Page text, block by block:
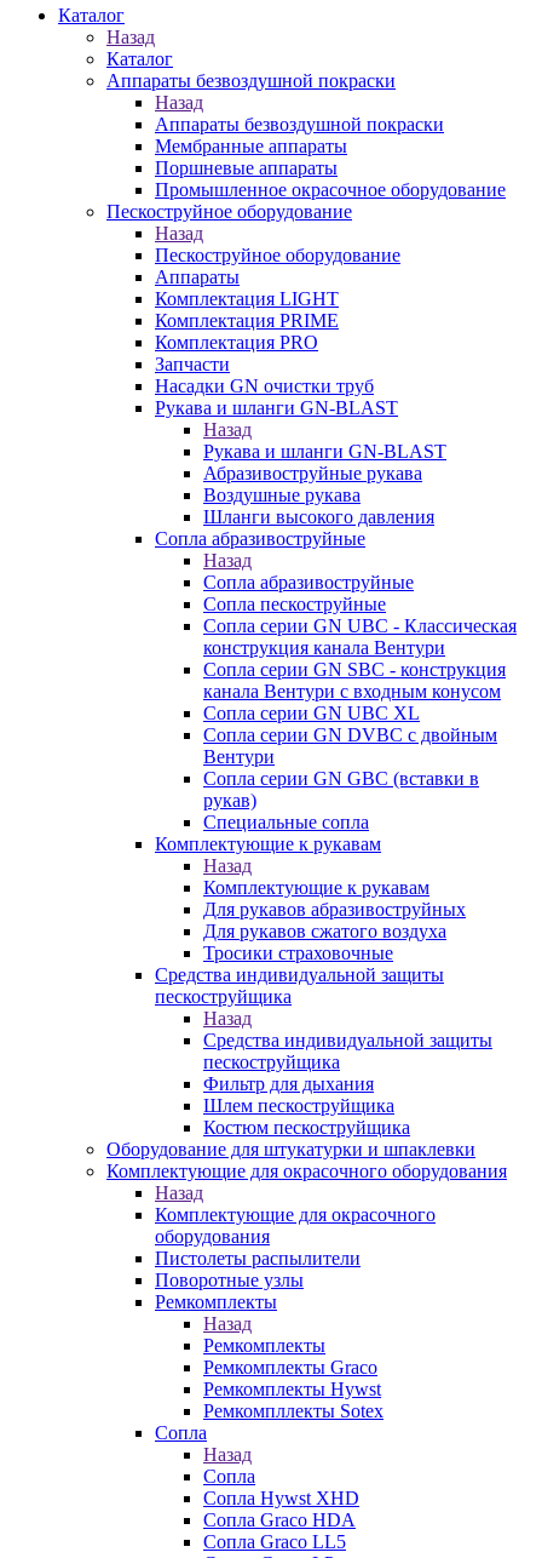
Каталог
Назад
Каталог
Аппараты безвоздушной покраски
Назад
Аппараты безвоздушной покраски
Мембранные аппараты
Поршневые аппараты
Промышленное окрасочное оборудование
Пескоструйное оборудование
Назад
Пескоструйное оборудование
Аппараты
Комплектация LIGHT
Комплектация PRIME
Комплектация PRO
Запчасти
Насадки GN очистки труб
Рукава и шланги GN-BLAST
Назад
Рукава и шланги GN-BLAST
Абразивоструйные рукава
Воздушные рукава
Шланги высокого давления
Сопла абразивоструйные
Назад
Сопла абразивоструйные
Сопла пескоструйные
Сопла серии GN UBC - Классическая
конструкция канала Вентури
Сопла серии GN SBC - конструкция
канала Вентури c входным конусом
Сопла серии GN UBC XL
Сопла серии GN DVBC с двойным
Вентури
Сопла серии GN GBC (вставки в
рукав)
Специальные сопла
Комплектующие к рукавам
Назад
Комплектующие к рукавам
Для рукавов абразивоструйных
Для рукавов сжатого воздуха
Тросики страховочные
Средства индивидуальной защиты
пескоструйщика
Назад
Средства индивидуальной защиты
пескоструйщика
Фильтр для дыхания
Шлем пескоструйщика
Костюм пескоструйщика
Оборудование для штукатурки и шпаклевки
Комплектующие для окрасочного оборудования
Назад
Комплектующие для окрасочного
оборудования
Пистолеты распылители
Поворотные узлы
Ремкомплекты
Назад
Ремкомплекты
Ремкомплекты Graco
Ремкомплекты Hywst
Ремкомпллекты Sotex
Сопла
Назад
Сопла
Сопла Hywst XHD
Сопла Graco HDA
Сопла Graco LL5